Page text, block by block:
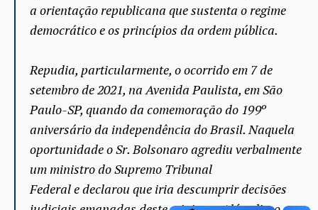
a orientação republicana que sustenta o regime
democrático e os princípios da ordem pública.
Repudia, particularmente, o ocorrido em 7 de
setembro de 2021, na Avenida Paulista, em São
Paulo-SP, quando da comemoração do 199º
aniversário da independência do Brasil. Naquela
oportunidade o Sr. Bolsonaro agrediu verbalmente
um ministro do Supremo Tribunal
Federal e declarou que iria descumprir decisões